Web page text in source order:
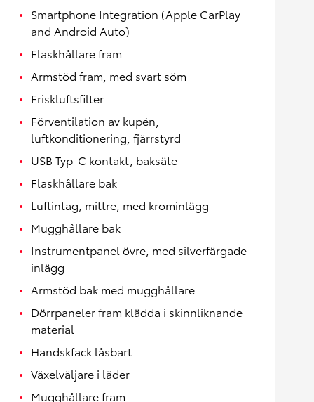
Smartphone Integration (Apple CarPlay
and Android Auto)
Flaskhållare fram
Armstöd fram, med svart söm
Friskluftsfilter
Förventilation av kupén,
luftkonditionering, fjärrstyrd
USB Typ-C kontakt, baksäte
Flaskhållare bak
Luftintag, mittre, med krominlägg
Mugghållare bak
Instrumentpanel övre, med silverfärgade
inlägg
Armstöd bak med mugghållare
Dörrpaneler fram klädda i skinnliknande
material
Handskfack låsbart
Växelväljare i läder
Mugghållare fram